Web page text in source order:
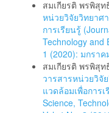
สมเกียรติ พรพิสุท
หน่วยวิจัยวิทยาศ
การเรียนรู้
Technology and
1 (2020): มกรา
สมเกียรติ พรพิสุท
วารสารหน่วยวิจั
แวดล้อมเพื่อการ
Science,